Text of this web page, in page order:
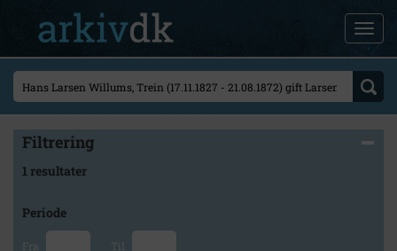
Filtrering
1 resultater
Periode
Fra Til